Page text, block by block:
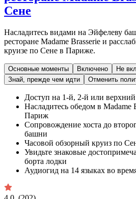
Сене
Насладитесь видами на Эйфелеву
ресторане Madame Brasserie и
круизе по Сене в Париже.
Основные моменты Включено
Не
Знай, прежде чем идти
Отменить
Доступ на 1-й, 2-й или
Насладитесь обедом в Madame
Париж
Сопровождение хоста до
башни
Часовой обзорный круиз по
Увидьте знаковые
борта лодки
Аудиогид на 14 языках во